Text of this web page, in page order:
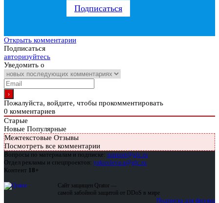
Подписаться
Открыть комментарии
Подписаться
авторизуйтесь
Уведомить о
Пожалуйста, войдите, чтобы прокомментировать
0 комментариев
Старые
Новые Популярные
Межтекстовые Отзывы
Посмотреть все комментарии
Вопросы по материалам и подписке: support@glc.ru
Отдел рекламы и спецпроектов: yakovleva.a@glc.ru
Контент 18+
Сайт защищен Qrator —
самой забойной защитой от DDoS в мире
Подписка для физлиц